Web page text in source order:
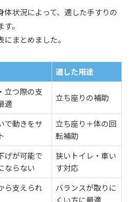
体状況によって、適した手すりの
。
まとめました。
適した用途
立つ際の支
適
立ち座りの補助
で動きをサ
立ち座り＋体の回
転補助
げが可能で
ならない
狭いトイレ・車い
す対応
ら支えられ
バランスが取りに
くい方に最適